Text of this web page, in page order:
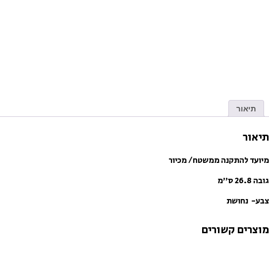
תיאור
תיאור
מיועד להתקנה ממשטח/ מכיור
גובה 26.8 ס”מ
צבע- נחושת
מוצרים קשורים